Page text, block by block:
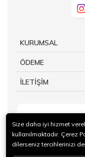
KURUMSAL
ÖDEME
İLETİŞİM
Size daha iyi hizmet
kullanılmaktadır. Çerez
dilerseniz tercihlerinizi